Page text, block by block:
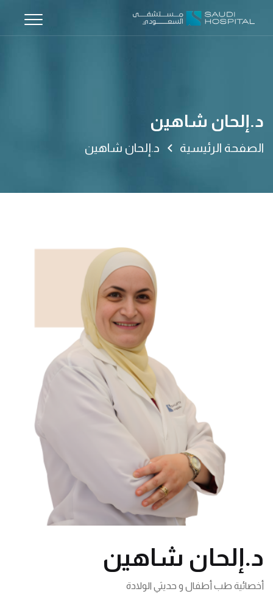
د.إلحان شاهين
الصفحة الرئيسية د.إلحان شاهين
د.إلحان شاهين
أخصائية طب أطفال و حديثي الولادة